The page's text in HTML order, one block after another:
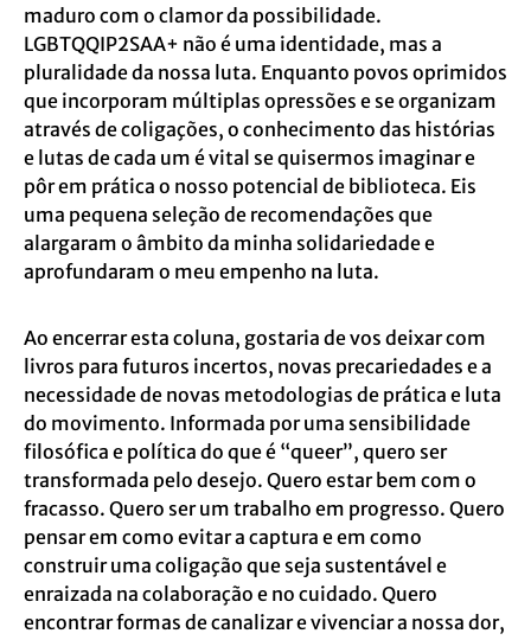
maduro com o clamor da possibilidade.
LGBTQQIP2SAA+ não é uma identidade, mas a
pluralidade da nossa luta. Enquanto povos oprimidos
que incorporam múltiplas opressões e se organizam
através de coligações, o conhecimento das histórias
e lutas de cada um é vital se quisermos imaginar e
pôr em prática o nosso potencial de biblioteca. Eis
uma pequena seleção de recomendações que
alargaram o âmbito da minha solidariedade e
aprofundaram o meu empenho na luta.
Ao encerrar esta coluna, gostaria de vos deixar com
livros para futuros incertos, novas precariedades e a
necessidade de novas metodologias de prática e luta
do movimento. Informada por uma sensibilidade
filosófica e política do que é “queer”, quero ser
transformada pelo desejo. Quero estar bem com o
fracasso. Quero ser um trabalho em progresso. Quero
pensar em como evitar a captura e em como
construir uma coligação que seja sustentável e
enraizada na colaboração e no cuidado. Quero
encontrar formas de canalizar e vivenciar a nossa dor,